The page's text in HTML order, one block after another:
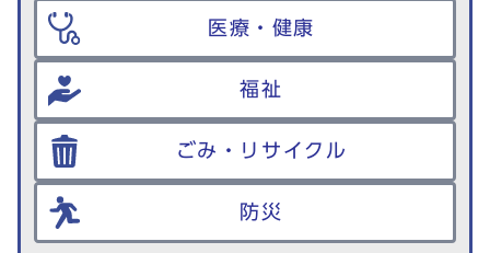
医療・健康
福祉
ごみ・リサイクル
防災